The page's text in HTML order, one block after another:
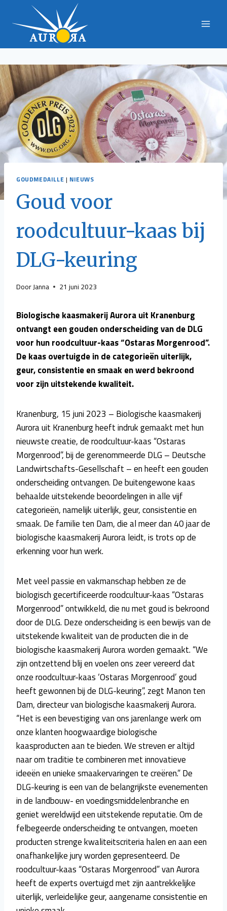
Doorgaan
naar
GOUDMEDAILLE | NIEUWS
Goud voor
roodcultuur-kaas bij
DLG-keuring
Door Janna 21 juni 2023
Biologische kaasmakerij Aurora uit Kranenburg
ontvangt een gouden onderscheiding van de DLG
voor hun roodcultuur-kaas “Ostaras Morgenrood”.
De kaas overtuigde in de categorieën uiterlijk,
geur, consistentie en smaak en werd bekroond
voor zijn uitstekende kwaliteit.
Kranenburg, 15 juni 2023 – Biologische kaasmakerij
Aurora uit Kranenburg heeft indruk gemaakt met hun
nieuwste creatie, de roodcultuur-kaas “Ostaras
Morgenrood”, bij de gerenommeerde DLG – Deutsche
Landwirtschafts-Gesellschaft – en heeft een gouden
onderscheiding ontvangen. De buitengewone kaas
behaalde uitstekende beoordelingen in alle vijf
categorieën, namelijk uiterlijk, geur, consistentie en
smaak. De familie ten Dam, die al meer dan 40 jaar de
biologische kaasmakerij Aurora leidt, is trots op de
erkenning voor hun werk.
Met veel passie en vakmanschap hebben ze de
biologisch gecertificeerde roodcultuur-kaas “Ostaras
Morgenrood” ontwikkeld, die nu met goud is bekroond
door de DLG. Deze onderscheiding is een bewijs van de
uitstekende kwaliteit van de producten die in de
biologische kaasmakerij Aurora worden gemaakt. “We
zijn ontzettend blij en voelen ons zeer vereerd dat
onze roodcultuur-kaas ‘Ostaras Morgenrood’ goud
heeft gewonnen bij de DLG-keuring”, zegt Manon ten
Dam, directeur van biologische kaasmakerij Aurora.
“Het is een bevestiging van ons jarenlange werk om
onze klanten hoogwaardige biologische
kaasproducten aan te bieden. We streven er altijd
naar om traditie te combineren met innovatieve
ideeën en unieke smaakervaringen te creëren.” De
DLG-keuring is een van de belangrijkste evenementen
in de landbouw- en voedingsmiddelenbranche en
geniet wereldwijd een uitstekende reputatie. Om de
felbegeerde onderscheiding te ontvangen, moeten
producten strenge kwaliteitscriteria halen en aan een
onafhankelijke jury worden gepresenteerd. De
roodcultuur-kaas “Ostaras Morgenrood” van Aurora
heeft de experts overtuigd met zijn aantrekkelijke
uiterlijk, verleidelijke geur, aangename consistentie en